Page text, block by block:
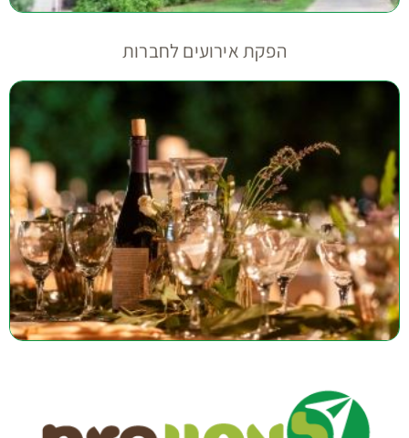
הפקת אירועים לחברות